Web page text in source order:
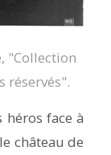
"Collection
réservés".
face à
château de